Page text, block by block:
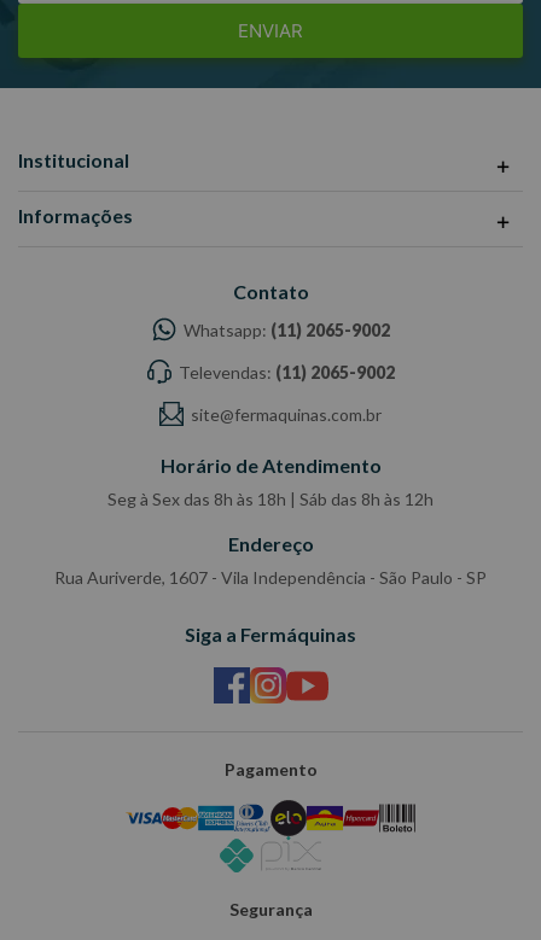
ENVIAR
Institucional
Informações
Contato
Whatsapp: (11) 2065-9002
Televendas: (11) 2065-9002
site@fermaquinas.com.br
Horário de Atendimento
Seg à Sex das 8h às 18h | Sáb das 8h às 12h
Endereço
Rua Auriverde, 1607 - Vila Independência - São Paulo - SP
Siga a Fermáquinas
Pagamento
Segurança